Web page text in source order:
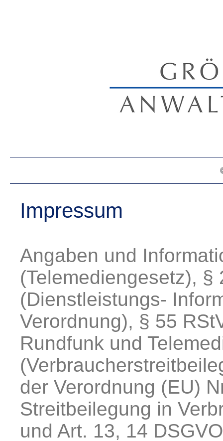
Impressum
Angaben und
(Telemediengesetz), §
(Dienstleistungs-
Verordnung), § 55
Rundfunk und
der Verordnung (EU)
Streitbeilegung in
und Art. 13, 14